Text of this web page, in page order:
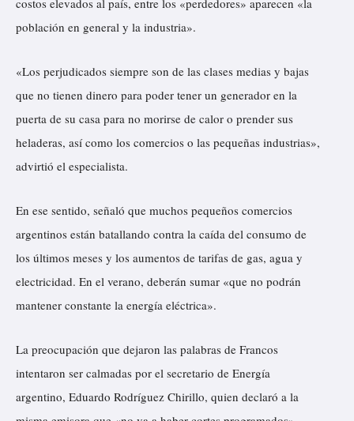
población en general y la industria».
«Los perjudicados siempre son de las clases medias y bajas
que no tienen dinero para poder tener un generador en la
puerta de su casa para no morirse de calor o prender sus
heladeras, así como los comercios o las pequeñas industrias»,
advirtió el especialista.
En ese sentido, señaló que muchos pequeños comercios
argentinos están batallando contra la caída del consumo de
los últimos meses y los aumentos de tarifas de gas, agua y
electricidad. En el verano, deberán sumar «que no podrán
mantener constante la energía eléctrica».
La preocupación que dejaron las palabras de Francos
intentaron ser calmadas por el secretario de Energía
argentino, Eduardo Rodríguez Chirillo, quien declaró a la